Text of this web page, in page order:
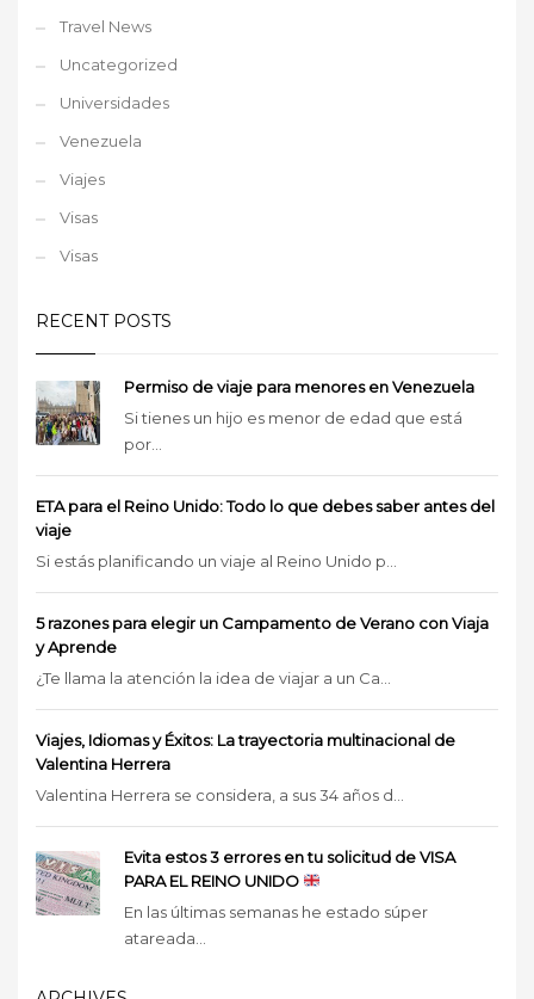
Travel News
Uncategorized
Universidades
Venezuela
Viajes
Visas
Visas
RECENT POSTS
Permiso de viaje para menores en Venezuela
Si tienes un hijo es menor de edad que está
por...
ETA para el Reino Unido: Todo lo que debes saber antes del
viaje
Si estás planificando un viaje al Reino Unido p...
5 razones para elegir un Campamento de Verano con Viaja
y Aprende
¿Te llama la atención la idea de viajar a un Ca...
Viajes, Idiomas y Éxitos: La trayectoria multinacional de
Valentina Herrera
Valentina Herrera se considera, a sus 34 años d...
Evita estos 3 errores en tu solicitud de VISA
PARA EL REINO UNIDO
En las últimas semanas he estado súper
atareada...